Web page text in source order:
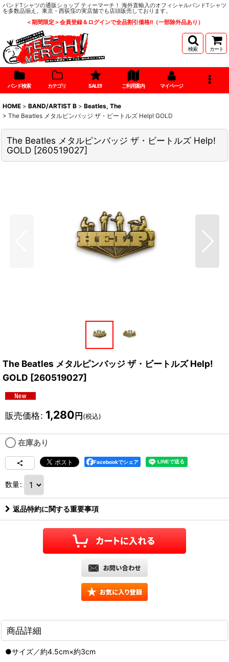
バンドTシャツの通販ショップ ティーマーチ！ 海外直輸入のオフィシャルバンドTシャツ
を多数品揃え。東京・西荻窪の実店舗でも店頭販売しております。
＜期間限定＞会員登録＆ログインで全品割引価格!!（一部除外品あり）
検索 カート
バンド検索 カテゴリ SALE!! ご利用案内 マイページ
HOME > BAND/ARTIST B > Beatles, The
> The Beatles メタルピンバッジ ザ・ビートルズ Help! GOLD
The Beatles メタルピンバッジ ザ・ビートルズ Help!
GOLD [260519027]
The Beatles メタルピンバッジ ザ・ビートルズ Help!
GOLD [260519027]
販売価格: 1,280 円 (税込)
◯ 在庫あり
Facebookでシェア
数量:
返品特約に関する重要事項
商品詳細
●サイズ／約4.5cm×約3cm